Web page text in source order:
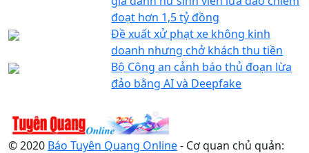
đoạt hơn 1,5 tỷ đồng
Đề xuất xử phạt xe không kinh
doanh nhưng chở khách thu tiền
Bộ Công an cảnh báo thủ đoạn lừa
đảo bằng AI và Deepfake
© 2020 Báo Tuyên Quang Online- Cơ quan chủ quản: